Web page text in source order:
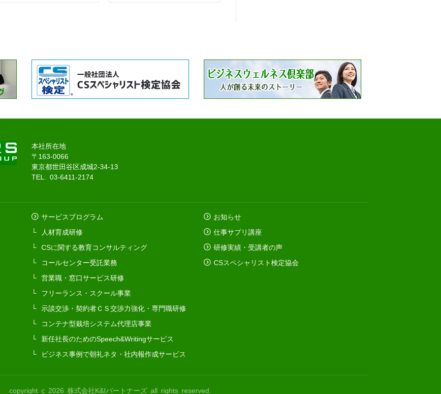
本社所在地
〒163-0066
東京都世田谷区成城2-34-13
TEL. 03-6411-2174
サービスプログラム
人材育成研修
CSに関する教育コンサルティング
コールセンター受託業務
営業職・窓口サービス研修
フリーランス・スクール事業
示談交渉・契約者ＣＳ交渉力強化・専門職研修
コンテナ型栽培システム代理店事業
新任社長のためのSpeech&Writingサービス
ビジネス事例で朝礼ネタ・社内報作成サービス
お知らせ
仕事サプリ講座
研修実績・受講者の声
CSスペシャリスト検定協会
copyright c 2026 株式会社K&Iパートナーズ all rights reserved.